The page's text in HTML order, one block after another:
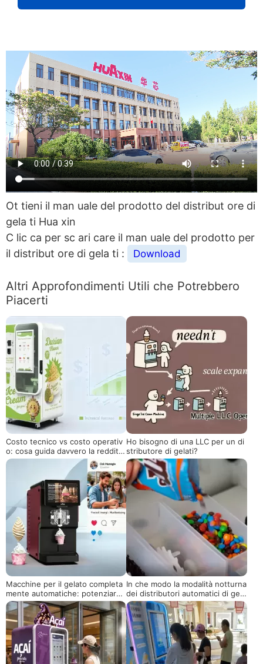
Ot tieni il man uale del prodotto del distribut ore di
gela ti Hua xin
C lic ca per sc ari care il man uale del prodotto per
il distribut ore di gela ti :
Download
Altri Approfondimenti Utili che Potrebbero
Piacerti
Costo tecnico vs costo operativ
o: cosa guida davvero la redditivi
tà nei distributori di gelato
Ho bisogno di una LLC per un di
stributore di gelati?
Macchine per il gelato completa
mente automatiche: potenziare i
marchi artigianali di gelato, un n
uovo motore per salvaguardare l
a qualità e attivare il marketing
In che modo la modalità notturna
dei distributori automatici di gela
to bilancia risparmio energetico
e vendite?